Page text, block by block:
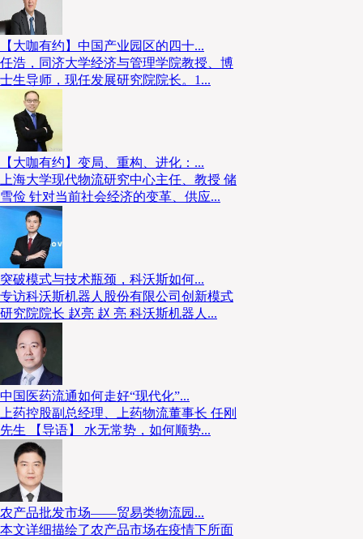
【大咖有约】中国产业园区的四十...
任浩，同济大学经济与管理学院教授、博
士生导师，现任发展研究院院长。1...
【大咖有约】变局、重构、进化：...
上海大学现代物流研究中心主任、教授 储
雪俭 针对当前社会经济的变革、供应...
突破模式与技术瓶颈，科沃斯如何...
专访科沃斯机器人股份有限公司创新模式
研究院院长 赵亮 赵 亮 科沃斯机器人...
中国医药流通如何走好“现代化”...
上药控股副总经理、上药物流董事长 任刚
先生 【导语】 水无常势，如何顺势...
农产品批发市场——贸易类物流园...
本文详细描绘了农产品市场在疫情下所面